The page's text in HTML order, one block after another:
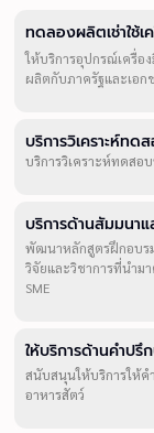
ทดลองผลิตเช่าใช้เ
ให้บริการอุปกรณ์เครื่อ
ผลิตกับภาครัฐและเอก
บริการวิเคราะห์ทด
บริการวิเคราะห์ทดสอ
บริการด้านสัมมนา
พัฒนาหลักสูตรฝึกอบร
วิจัยและวิชาการที่นำม
SME
ให้บริการด้านคำป
สนับสนุนให้บริการให้
อาหารสัตว์